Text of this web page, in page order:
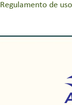
Regulamento de